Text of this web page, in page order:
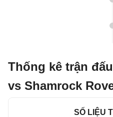
Thống kê trận
vs Shamrock
SỐ LIỆU